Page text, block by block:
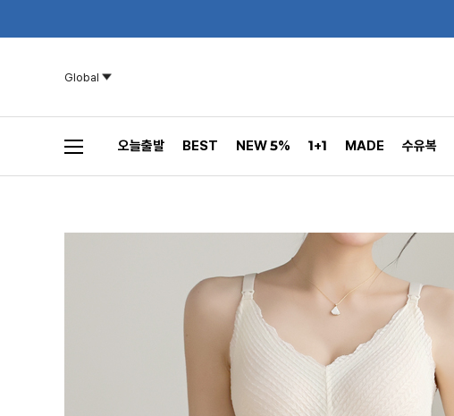
Global
오늘출발 BEST NEW 5% 1+1 MADE 수유복